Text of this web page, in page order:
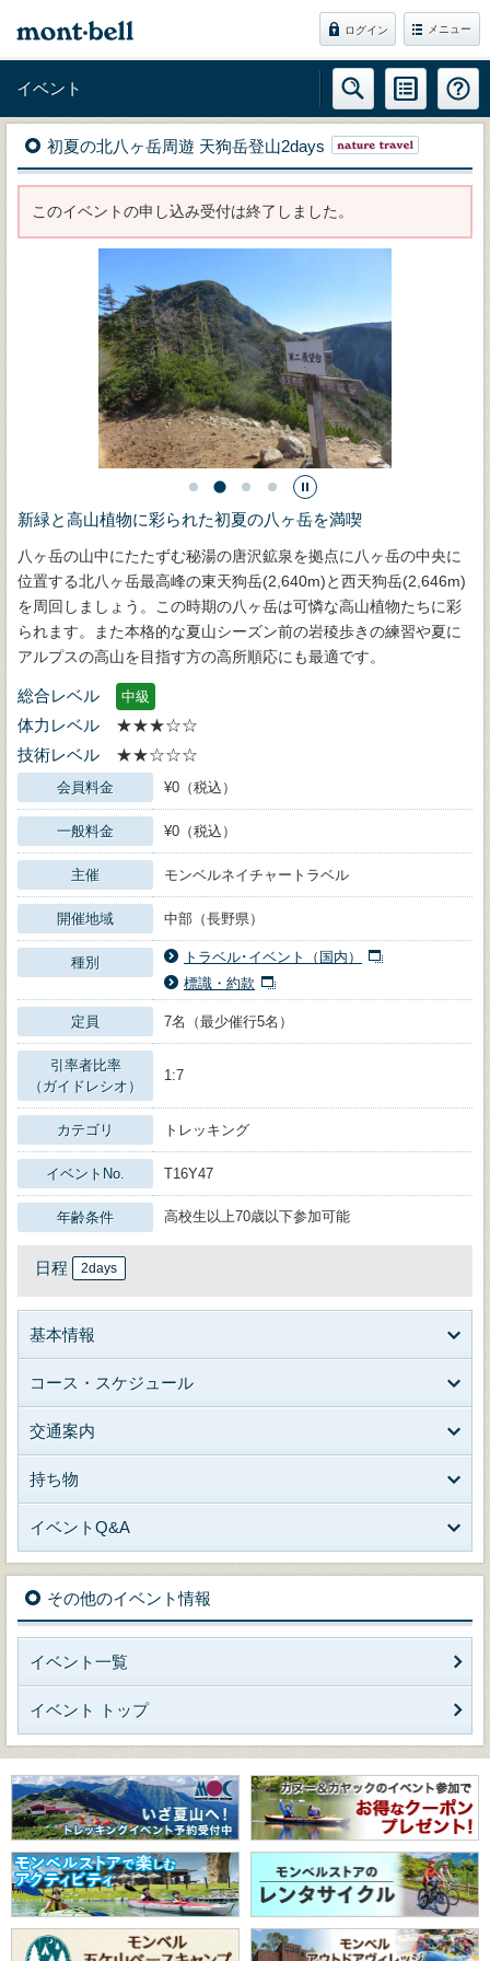
ログイン メニュー
イベント
初夏の北八ヶ岳周遊 天狗岳登山2days
このイベントの申し込み受付は終了しました。
新緑と高山植物に彩られた初夏の八ヶ岳を満喫
八ヶ岳の山中にたたずむ秘湯の唐沢鉱泉を拠点に八ヶ岳の中央に
位置する北八ヶ岳最高峰の東天狗岳(2,640m)と西天狗岳(2,646m)
を周回しましょう。この時期の八ヶ岳は可憐な高山植物たちに彩
られます。また本格的な夏山シーズン前の岩稜歩きの練習や夏に
アルプスの高山を目指す方の高所順応にも最適です。
総合レベル 中級
体力レベル
★★★☆☆
技術レベル
★★☆☆☆
会員料金 ¥0（税込）
一般料金 ¥0（税込）
主催 モンベルネイチャートラベル
開催地域 中部（長野県）
種別
トラベル･イベント（国内）
標識・約款
定員 7名（最少催行5名）
引率者比率
（ガイドレシオ）
1:7
カテゴリ トレッキング
イベントNo. T16Y47
年齢条件 高校生以上70歳以下参加可能
日程 2days
基本情報
コース・スケジュール
交通案内
持ち物
イベントQ&A
その他のイベント情報
イベント一覧
イベント トップ